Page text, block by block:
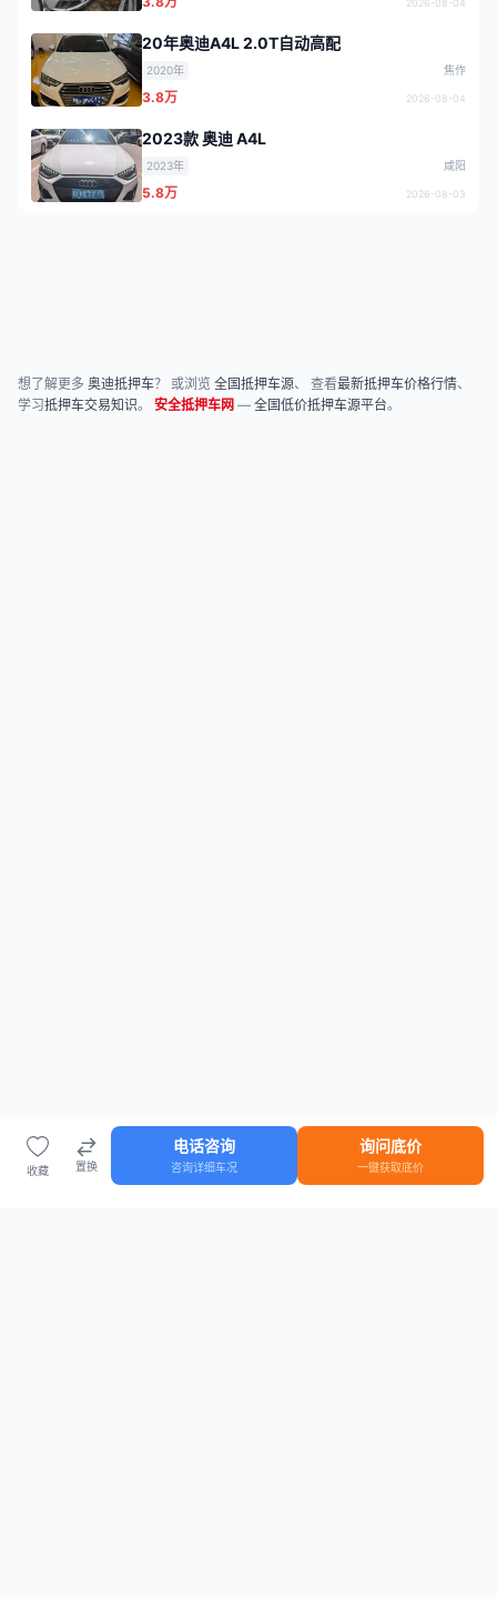
2026-08-04
20年奥迪A4L 2.0T自动高配
2020年 焦作
3.8万 2026-08-04
2023款 奥迪 A4L
2023年 咸阳
5.8万 2026-08-03
收藏 置换
电话咨询
咨询详细车况
询问底价
一键获取底价
想了解更多 奥迪抵押车？ 或浏览 全国抵押车源、 查看最新抵押车价格行情、
学习抵押车交易知识。 安全抵押车网 — 全国低价抵押车源平台。
车源 知识 登录